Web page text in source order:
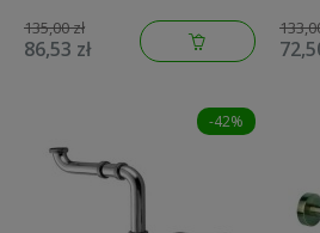
53002000
135,00 zł
86,53 zł
-42%